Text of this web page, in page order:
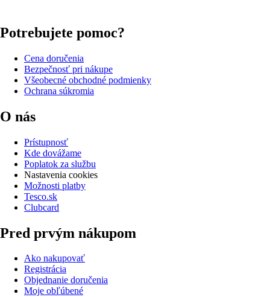
Potrebujete pomoc?
Cena doručenia
Bezpečnosť pri nákupe
Všeobecné obchodné podmienky
Ochrana súkromia
O nás
Prístupnosť
Kde dovážame
Poplatok za službu
Nastavenia cookies
Možnosti platby
Tesco.sk
Clubcard
Pred prvým nákupom
Ako nakupovať
Registrácia
Objednanie doručenia
Moje obľúbené